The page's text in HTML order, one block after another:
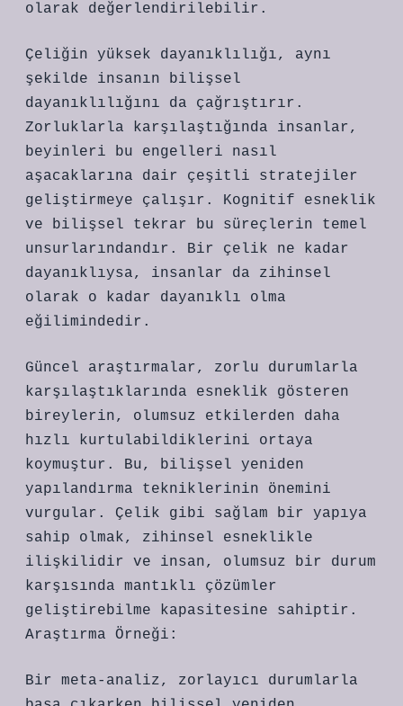
olarak değerlendirilebilir.
Çeliğin yüksek dayanıklılığı, aynı
şekilde insanın bilişsel
dayanıklılığını da çağrıştırır.
Zorluklarla karşılaştığında insanlar,
beyinleri bu engelleri nasıl
aşacaklarına dair çeşitli stratejiler
geliştirmeye çalışır. Kognitif esneklik
ve bilişsel tekrar bu süreçlerin temel
unsurlarındandır. Bir çelik ne kadar
dayanıklıysa, insanlar da zihinsel
olarak o kadar dayanıklı olma
eğilimindedir.
Güncel araştırmalar, zorlu durumlarla
karşılaştıklarında esneklik gösteren
bireylerin, olumsuz etkilerden daha
hızlı kurtulabildiklerini ortaya
koymuştur. Bu, bilişsel yeniden
yapılandırma tekniklerinin önemini
vurgular. Çelik gibi sağlam bir yapıya
sahip olmak, zihinsel esneklikle
ilişkilidir ve insan, olumsuz bir durum
karşısında mantıklı çözümler
geliştirebilme kapasitesine sahiptir.
Araştırma Örneği:
Bir meta-analiz, zorlayıcı durumlarla